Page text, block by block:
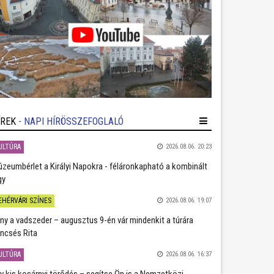
- NAPI HÍRÖSSZEFOGLALÓ
2026.08.06. 20:23
a Királyi Napokra - féláronkapható a kombinált
SZÍNES 2026.08.06. 19:07
a vadszeder – augusztus 9-én vár mindenkit a túrára
Rita
2026.08.06. 16:37